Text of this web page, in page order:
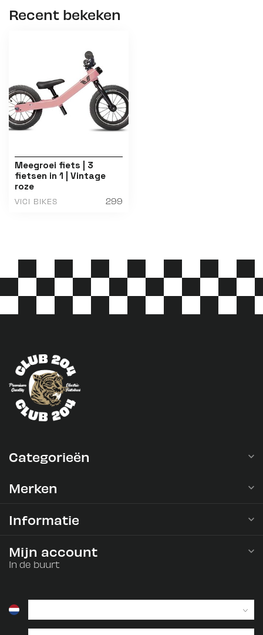
Recent bekeken
Meegroei fiets | 3
fietsen in 1 | Vintage
roze
VICI BIKES 299
Categorieën
Merken
Informatie
Mijn account
In de buurt